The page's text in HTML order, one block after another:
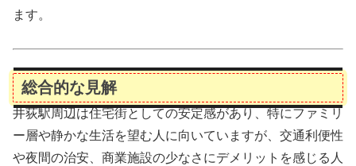
ます。
総合的な見解
井荻駅周辺は住宅街としての安定感があり、特にファミリ
ー層や静かな生活を望む人に向いていますが、交通利便性
や夜間の治安、商業施設の少なさにデメリットを感じる人